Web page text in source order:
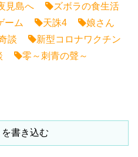
見島へ
ズボラの食生活
ーム 天誅4
娘さん
談
新型コロナワクチン
零～刺青の聲～
書き込む